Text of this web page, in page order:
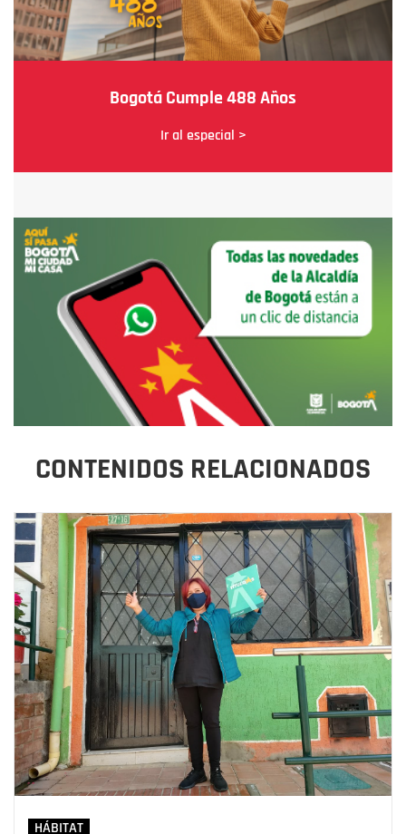
Bogotá Cumple 488 Años
Ir al especial >
CONTENIDOS RELACIONADOS
HÁBITAT